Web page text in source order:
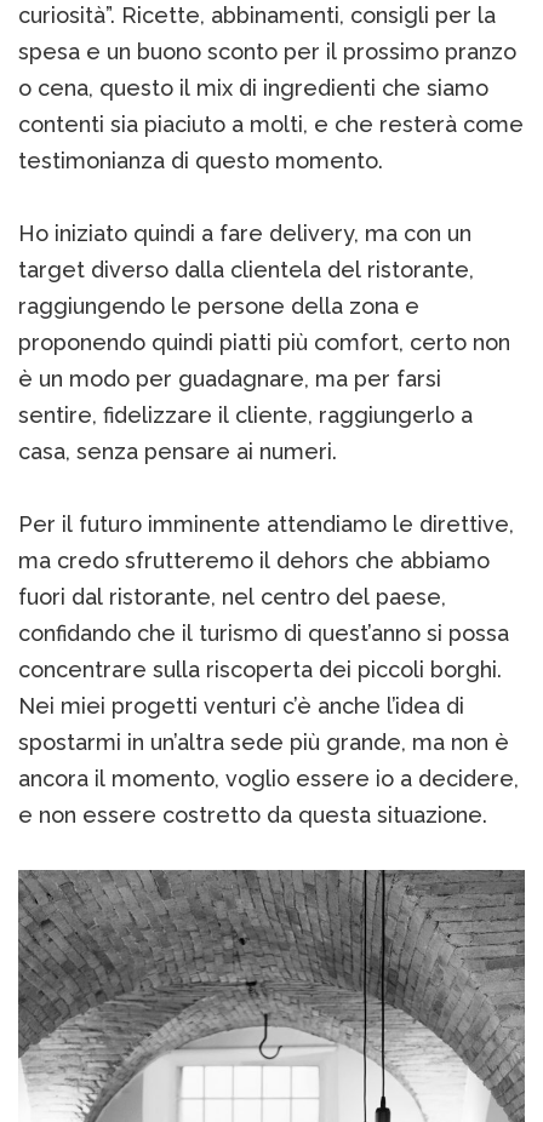
curiosità”. Ricette, abbinamenti, consigli per la
spesa e un buono sconto per il prossimo pranzo
o cena, questo il mix di ingredienti che siamo
contenti sia piaciuto a molti, e che resterà come
testimonianza di questo momento.
Ho iniziato quindi a fare delivery, ma con un
target diverso dalla clientela del ristorante,
raggiungendo le persone della zona e
proponendo quindi piatti più comfort, certo non
è un modo per guadagnare, ma per farsi
sentire, fidelizzare il cliente, raggiungerlo a
casa, senza pensare ai numeri.
Per il futuro imminente attendiamo le direttive,
ma credo sfrutteremo il dehors che abbiamo
fuori dal ristorante, nel centro del paese,
confidando che il turismo di quest’anno si possa
concentrare sulla riscoperta dei piccoli borghi.
Nei miei progetti venturi c’è anche l’idea di
spostarmi in un’altra sede più grande, ma non è
ancora il momento, voglio essere io a decidere,
e non essere costretto da questa situazione.